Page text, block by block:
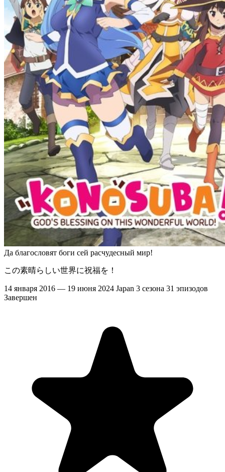
Да благословят боги сей расчудесный мир!
この素晴らしい世界に祝福を！
14 января 2016 — 19 июня 2024 Japan 3 сезона 31 эпизодов
Завершен